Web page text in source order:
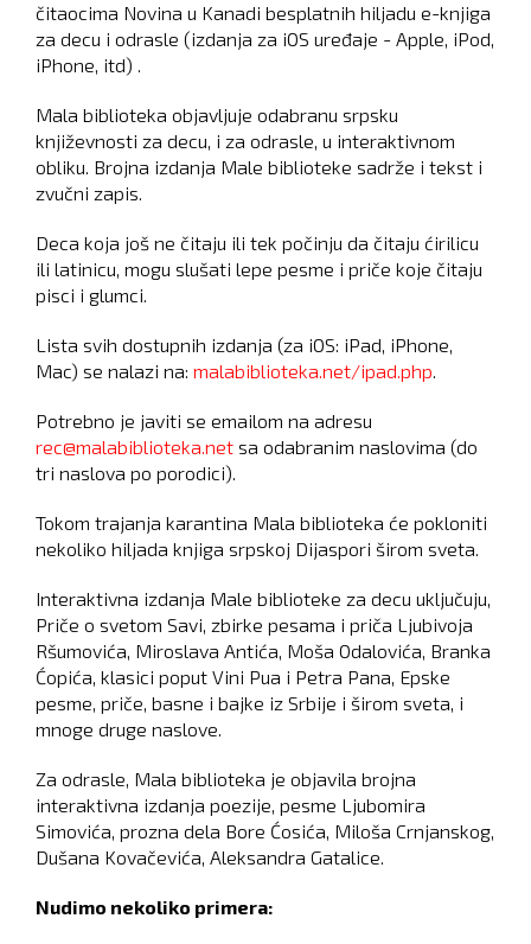
čitaocima Novina u Kanadi besplatnih hiljadu e-knjiga
za decu i odrasle (izdanja za iOS uređaje - Apple, iPod,
iPhone, itd) .
Mala biblioteka objavljuje odabranu srpsku
književnosti za decu, i za odrasle, u interaktivnom
obliku. Brojna izdanja Male biblioteke sadrže i tekst i
zvučni zapis.
Deca koja još ne čitaju ili tek počinju da čitaju ćirilicu
ili latinicu, mogu slušati lepe pesme i priče koje čitaju
pisci i glumci.
Lista svih dostupnih izdanja (za iOS: iPad, iPhone,
Mac) se nalazi na: malabiblioteka.net/ipad.php.
Potrebno je javiti se emailom na adresu
rec@malabiblioteka.net sa odabranim naslovima (do
tri naslova po porodici).
Tokom trajanja karantina Mala biblioteka će pokloniti
nekoliko hiljada knjiga srpskoj Dijaspori širom sveta.
Interaktivna izdanja Male biblioteke za decu uključuju,
Priče o svetom Savi, zbirke pesama i priča Ljubivoja
Ršumovića, Miroslava Antića, Moša Odalovića, Branka
Ćopića, klasici poput Vini Pua i Petra Pana, Epske
pesme, priče, basne i bajke iz Srbije i širom sveta, i
mnoge druge naslove.
Za odrasle, Mala biblioteka je objavila brojna
interaktivna izdanja poezije, pesme Ljubomira
Simovića, prozna dela Bore Ćosića, Miloša Crnjanskog,
Dušana Kovačevića, Aleksandra Gatalice.
Nudimo nekoliko primera: